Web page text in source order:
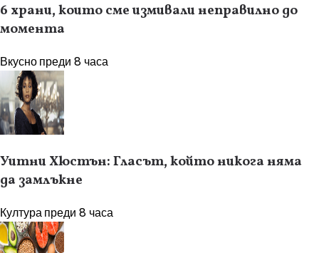
6 храни, които сме измивали неправилно до
момента
Вкуснопреди 8 часа
Уитни Хюстън: Гласът, който никога няма
да замлъкне
Културапреди 8 часа